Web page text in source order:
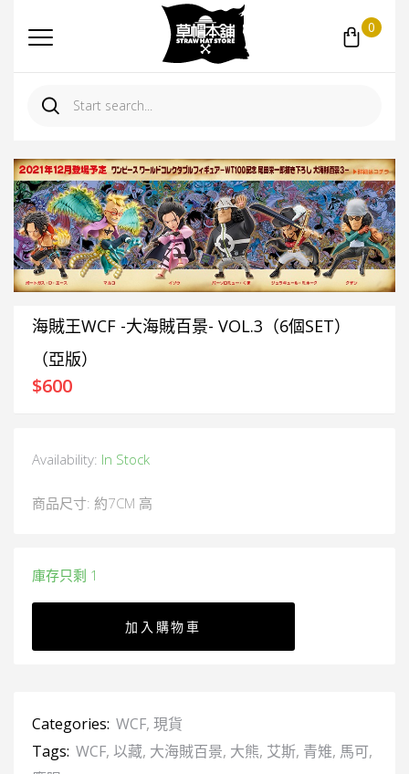
0
海賊王WCF -大海賊百景- VOL.3（6個SET）
（亞版）
$600
Availability: In Stock
商品尺寸: 約7CM 高
庫存只剩 1
加入購物車
Categories: WCF, 現貨
Tags: WCF, 以藏, 大海賊百景, 大熊, 艾斯, 青雉, 馬可,